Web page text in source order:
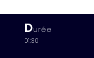
Durée
01:30